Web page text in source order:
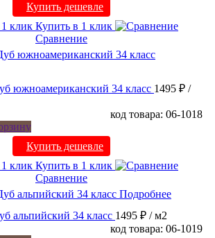
Купить дешевле
Купить в 1 клик
Сравнение
южноамериканский 34 класс 1495 ₽ /
код товара: 06-1018
Купить дешевле
Купить в 1 клик
Сравнение
Подробнее
альпийский 34 класс 1495 ₽ / м2
код товара: 06-1019